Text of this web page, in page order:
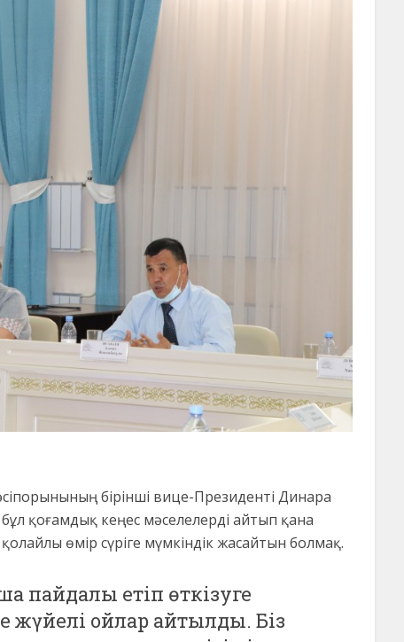
бірінші вице-Президенті Динара
қоғамдық кеңес мәселелерді айтып қана
өмір сүріге мүмкіндік жасайтын болмақ.
пайдалы етіп өткізуге
ойлар айтылды. Біз